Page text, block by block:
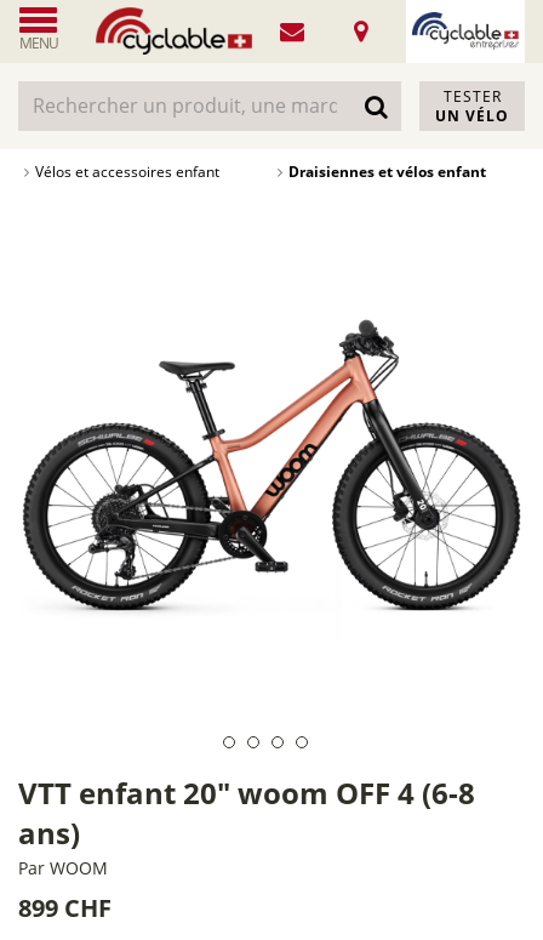
MENU
TESTER
UN VÉLO
Vélos et accessoires enfant Draisiennes et vélos enfant
VTT enfant 20" woom OFF 4 (6-8
ans)
Par WOOM
899 CHF